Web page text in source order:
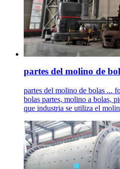
partes del molino de
partes del molino de bolas ...
bolas partes, molino a bolas,
que industria se utiliza el